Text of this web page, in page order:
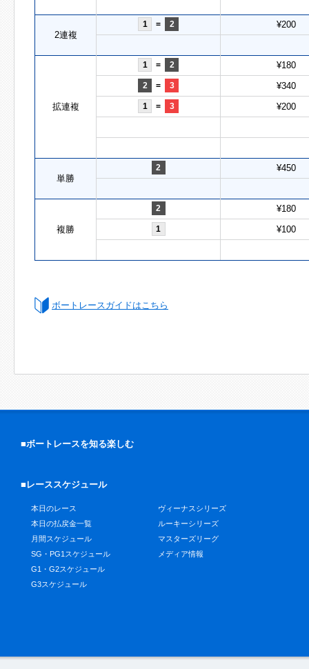
2連複
1 = 2 ¥200
拡連複
1 = 2 ¥180
2 = 3 ¥340
1 = 3 ¥200
単勝
2 ¥450
複勝
2 ¥180
1 ¥100
ボートレースガイドはこちら
■ボートレースを知る楽しむ
■レーススケジュール
本日のレース
本日の払戻金一覧
月間スケジュール
SG・PG1スケジュール
G1・G2スケジュール
G3スケジュール
ヴィーナスシリーズ
ルーキーシリーズ
マスターズリーグ
メディア情報